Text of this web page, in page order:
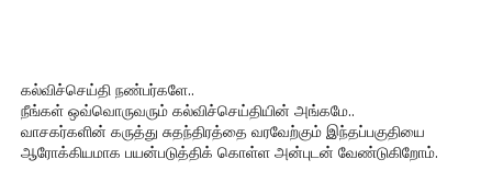
கல்விச்செய்தி நண்பர்களே..
நீங்கள் ஒவ்வொருவரும் கல்விச்செய்தியின் அங்கமே..
வாசகர்களின் கருத்து சுதந்திரத்தை வரவேற்கும் இந்தப்பகுதியை
ஆரோக்கியமாக பயன்படுத்திக் கொள்ள அன்புடன் வேண்டுகிறோம்.